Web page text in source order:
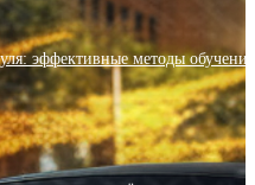
эффективные методы